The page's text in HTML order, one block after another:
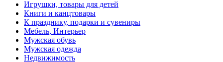
Игрушки, товары для детей
Книги и канцтовары
К празднику, подарки и сувениры
Мебель, Интерьер
Мужская обувь
Мужская одежда
Недвижимость